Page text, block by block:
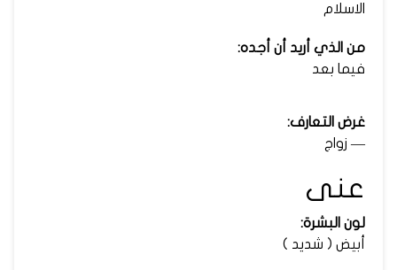
الاسلام
من الذي أريد أن أجده:
فيما بعد
غرض التعارف:
— زواج
عنى
لون البشرة:
أبيض ( شديد )